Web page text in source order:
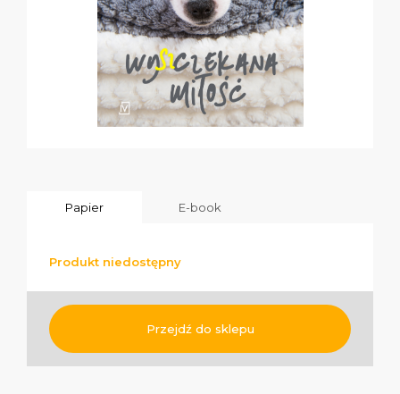
Papier E-book
Produkt niedostępny
Przejdź do sklepu